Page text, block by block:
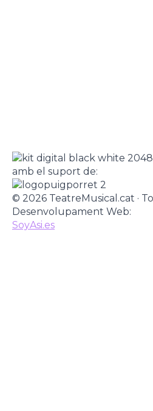
amb el suport de:
© 2026 TeatreMusical.cat ·
Desenvolupament Web:
SoyAsi.es